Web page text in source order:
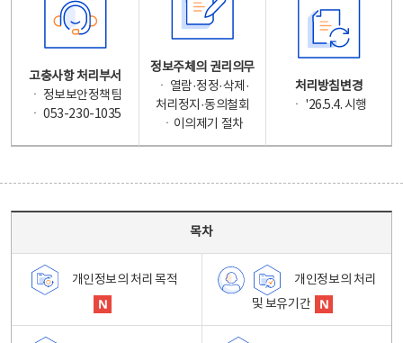
고충사항 처리부서
ㆍ 정보보안정책팀
ㆍ 053-230-1035
정보주체의 권리의무
ㆍ 열람·정정·삭제·
처리정지·동의철회
ㆍ이의제기 절차
처리방침변경
ㆍ '26.5.4. 시행
목차
개인정보의 처리 목적
개인정보의 처리
및 보유기간